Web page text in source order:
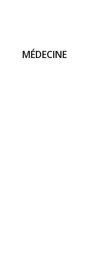
MÉDECINE